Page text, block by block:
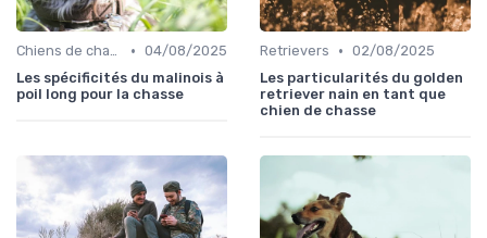
Chiens de chasse au sanglier • 04/08/2025
Les spécificités du malinois à
poil long pour la chasse
Retrievers • 02/08/2025
Les particularités du golden
retriever nain en tant que
chien de chasse